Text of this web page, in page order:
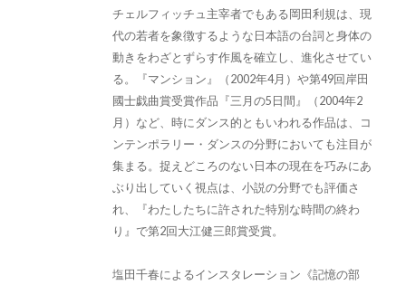
チェルフィッチュ主宰者でもある岡田利規は、現
代の若者を象徴するような日本語の台詞と身体の
動きをわざとずらす作風を確立し、進化させてい
る。『マンション』（2002年4月）や第49回岸田
國士戯曲賞受賞作品『三月の5日間』（2004年2
月）など、時にダンス的ともいわれる作品は、コ
ンテンポラリー・ダンスの分野においても注目が
集まる。捉えどころのない日本の現在を巧みにあ
ぶり出していく視点は、小説の分野でも評価さ
れ、『わたしたちに許された特別な時間の終わ
り』で第2回大江健三郎賞受賞。
塩田千春によるインスタレーション《記憶の部